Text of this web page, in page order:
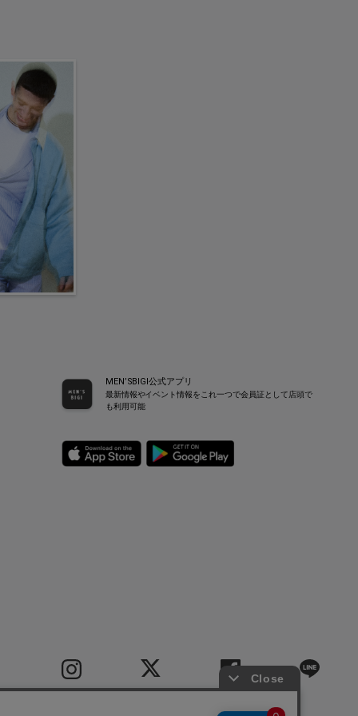
MEN’SBIGI公式アプリ
最新情報やイベント情報をこれ一つで会員証として店頭で
も利用可能